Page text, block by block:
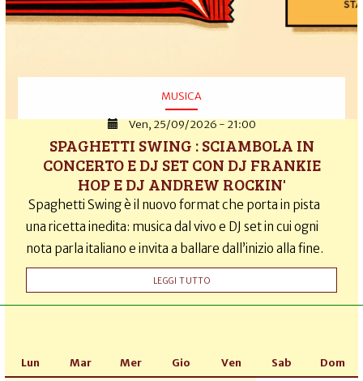
MUSICA
Ven, 25/09/2026 - 21:00
SPAGHETTI SWING : SCIAMBOLA IN
CONCERTO E DJ SET CON DJ FRANKIE
HOP E DJ ANDREW ROCKIN'
Spaghetti Swing è il nuovo format che porta in pista
una ricetta inedita: musica dal vivo e DJ set in cui ogni
nota parla italiano e invita a ballare dall’inizio alla fine.
LEGGI TUTTO
Lun Mar Mer Gio Ven Sab Dom